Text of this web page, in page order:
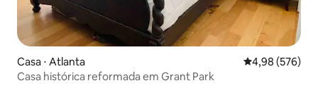
Casa ⋅ Atlanta 4,98 de uma
4,98 (576)
Casa histórica reformada em Grant Park